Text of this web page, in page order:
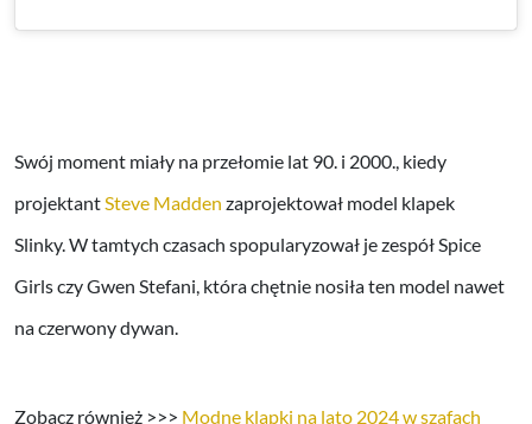
Swój moment miały na przełomie lat 90. i 2000., kiedy
projektant Steve Madden zaprojektował model klapek
Slinky. W tamtych czasach spopularyzował je zespół Spice
Girls czy Gwen Stefani, która chętnie nosiła ten model nawet
na czerwony dywan.
Zobacz również >>> Modne klapki na lato 2024 w szafach